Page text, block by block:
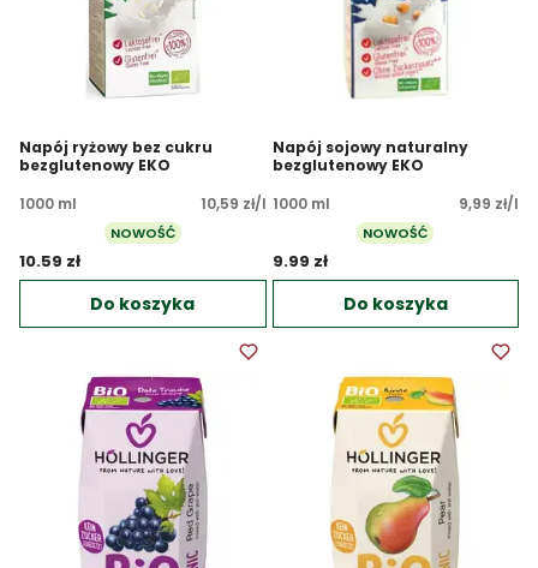
Napój ryżowy bez cukru
bezglutenowy EKO
1000 ml
10,59 zł/l
NOWOŚĆ
10.59 zł
Do koszyka
Napój sojowy naturalny
bezglutenowy EKO
1000 ml
9,99 zł/l
NOWOŚĆ
9.99 zł
Do koszyka